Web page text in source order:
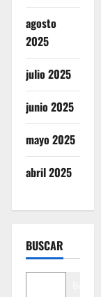
agosto
2025
julio 2025
junio 2025
mayo 2025
abril 2025
BUSCAR